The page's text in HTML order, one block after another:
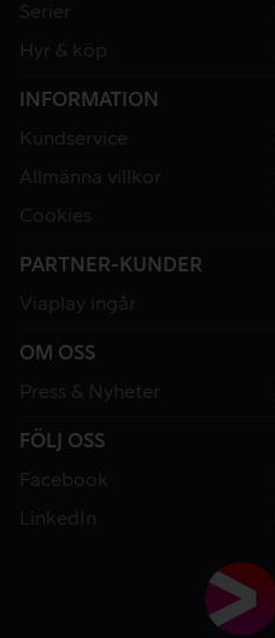
Serier
Hyr & köp
INFORMATION
Kundservice
Allmänna villkor
Cookies
PARTNER-KUNDER
Viaplay ingår
OM OSS
Press & Nyheter
FÖLJ OSS
Facebook
LinkedIn